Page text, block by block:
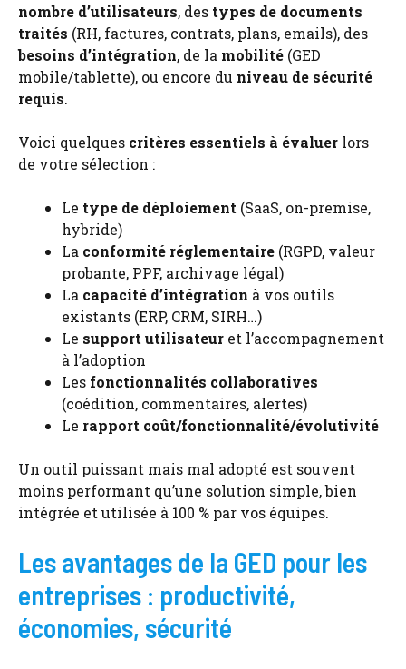
nombre d’utilisateurs, des types de documents
traités (RH, factures, contrats, plans, emails), des
besoins d’intégration, de la mobilité (GED
mobile/tablette), ou encore du niveau de sécurité
requis.
Voici quelques critères essentiels à évaluer lors
de votre sélection :
Le type de déploiement (SaaS, on-premise,
hybride)
La conformité réglementaire (RGPD, valeur
probante, PPF, archivage légal)
La capacité d’intégration à vos outils
existants (ERP, CRM, SIRH…)
Le support utilisateur et l’accompagnement
à l’adoption
Les fonctionnalités collaboratives
(coédition, commentaires, alertes)
Le rapport coût/fonctionnalité/évolutivité
Un outil puissant mais mal adopté est souvent
moins performant qu’une solution simple, bien
intégrée et utilisée à 100 % par vos équipes.
Les avantages de la GED pour les
entreprises : productivité,
économies, sécurité